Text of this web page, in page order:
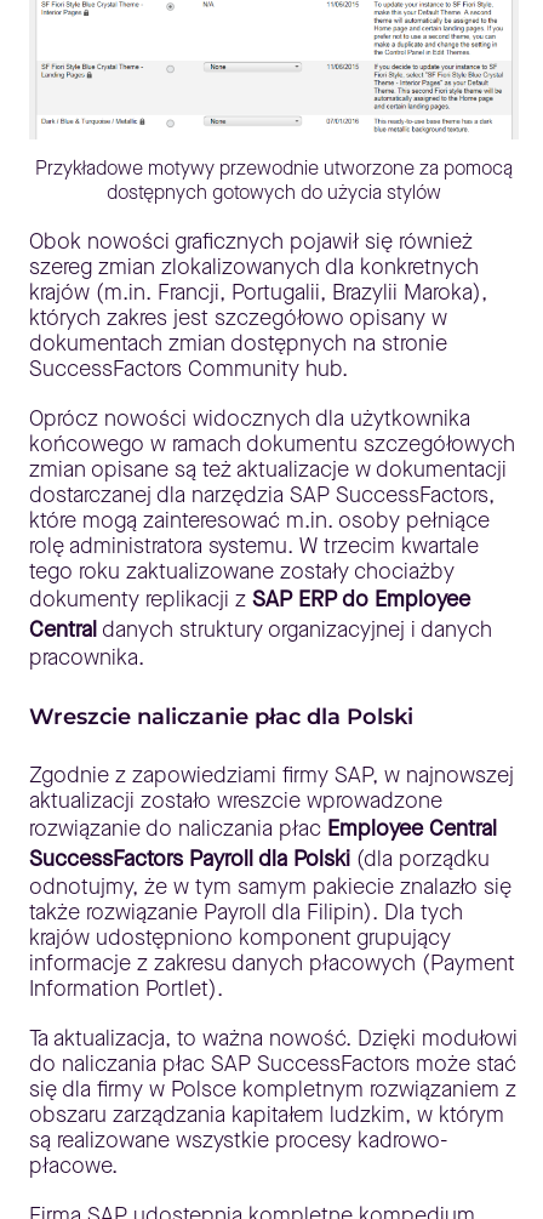
Przykładowe motywy przewodnie utworzone za pomocą
dostępnych gotowych do użycia stylów
Obok nowości graficznych pojawił się również
szereg zmian zlokalizowanych dla konkretnych
krajów (m.in. Francji, Portugalii, Brazylii Maroka),
których zakres jest szczegółowo opisany w
dokumentach zmian dostępnych na stronie
SuccessFactors Community hub.
Oprócz nowości widocznych dla użytkownika
końcowego w ramach dokumentu szczegółowych
zmian opisane są też aktualizacje w dokumentacji
dostarczanej dla narzędzia SAP SuccessFactors,
które mogą zainteresować m.in. osoby pełniące
rolę administratora systemu. W trzecim kwartale
tego roku zaktualizowane zostały chociażby
dokumenty replikacji z SAP ERP do Employee
Central danych struktury organizacyjnej i danych
pracownika.
Wreszcie naliczanie płac dla Polski
Zgodnie z zapowiedziami firmy SAP, w najnowszej
aktualizacji zostało wreszcie wprowadzone
rozwiązanie do naliczania płac Employee Central
SuccessFactors Payroll dla Polski (dla porządku
odnotujmy, że w tym samym pakiecie znalazło się
także rozwiązanie Payroll dla Filipin). Dla tych
krajów udostępniono komponent grupujący
informacje z zakresu danych płacowych (Payment
Information Portlet).
Ta aktualizacja, to ważna nowość. Dzięki modułowi
do naliczania płac SAP SuccessFactors może stać
się dla firmy w Polsce kompletnym rozwiązaniem z
obszaru zarządzania kapitałem ludzkim, w którym
są realizowane wszystkie procesy kadrowo-
płacowe.